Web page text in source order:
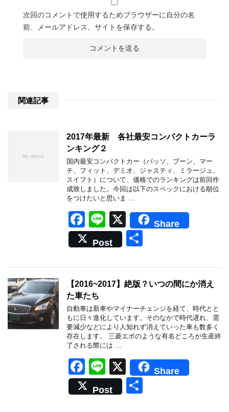
次回のコメントで使用するためブラウザーに自分の名
前、メールアドレス、サイトを保存する。
関連記事
2017年最新 各社最安コンパクトカーラ
ンキング２
国内最安コンパクトカー（パッソ、ブーン、マー
チ、フィット、デミオ、ジャスティ、ミラージュ、
スイフト）について、価格でのランキングは前回作
成致しました。今回は以下のスペックにおける順位
をつけたいと思いま …
F
a
c
e
b
o
o
k
Li
n
e
X
Share
Post
【2016~2017】絶版？いつの間にか消え
た車たち
自動車は新車やマイナーチェンジを経て、時代とと
もに日々進化しています。そのなかで時代遅れ、需
要減少などにより人知れず消えていった車も数多く
存在します。 三菱エボのような有名どころが生産終
了される際には …
F
a
c
Li
n
e
X
Share
Post